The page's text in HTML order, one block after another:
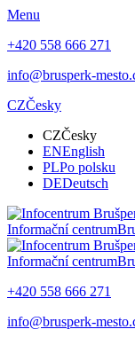
Menu
+420 558 666 271
info@brusperk-
CZČesky
CZČesky
ENEnglish
PLPo polsku
DEDeutsch
Informační centrum
Informační centrum
+420 558 666 271
info@brusperk-